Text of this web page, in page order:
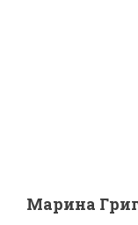
Марина